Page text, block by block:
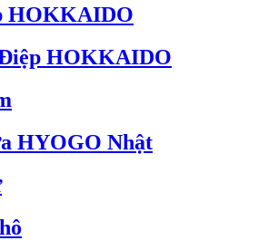
HOKKAIDO
HOKKAIDO
HYOGO Nhật